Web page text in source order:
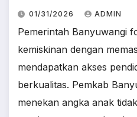
01/31/2026 ADMIN
Pemerintah Banyuwangi
kemiskinan dengan
mendapatkan akses
berkualitas. Pemkab
menekan angka anak